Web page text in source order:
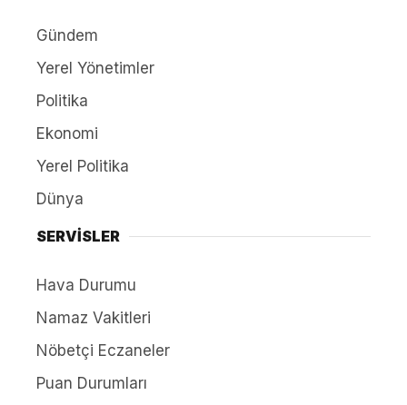
Gündem
Yerel Yönetimler
Politika
Ekonomi
Yerel Politika
Dünya
SERVİSLER
Hava Durumu
Namaz Vakitleri
Nöbetçi Eczaneler
Puan Durumları